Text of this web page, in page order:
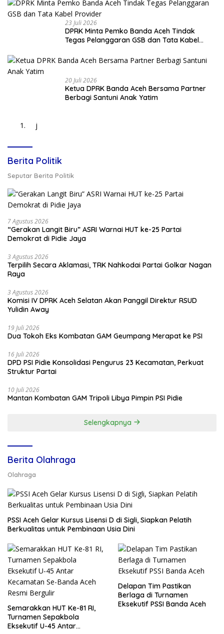
23 Juli 2026
DPRK Minta Pemko Banda Aceh Tindak
Tegas Pelanggaran GSB dan Tata Kabel
20 Juli 2026
Ketua DPRK Banda Aceh Bersama Partner
Berbagi Santuni Anak Yatim
j
Berita Politik
Seputar Berita Politik
7 Agustus 2026
“Gerakan Langit Biru” ASRI Warnai HUT ke-25 Partai
Demokrat di Pidie Jaya
3 Agustus 2026
Terpilih Secara Aklamasi, TRK Nahkodai Partai Golkar Nagan
Raya
3 Agustus 2026
Komisi IV DPRK Aceh Selatan Akan Panggil Direktur RSUD
Yulidin Away
19 Juli 2026
Dua Tokoh Eks Kombatan GAM Geumpang Merapat ke PSI
16 Juli 2026
DPD PSI Pidie Konsolidasi Pengurus 23 Kecamatan, Perkuat
Struktur Partai
10 Juli 2026
Mantan Kombatan GAM Tripoli Libya Pimpin PSI Pidie
Selengkapnya
Berita Olahraga
Olahraga
PSSI Aceh Gelar Kursus Lisensi D di Sigli, Siapkan Pelatih
Berkualitas untuk Pembinaan Usia Dini
Semarakkan HUT Ke-81 RI,
Turnamen Sepakbola
Eksekutif U-45 Antar
Delapan Tim Pastikan
Berlaga di Turnamen
Eksekutif PSSI Banda Aceh